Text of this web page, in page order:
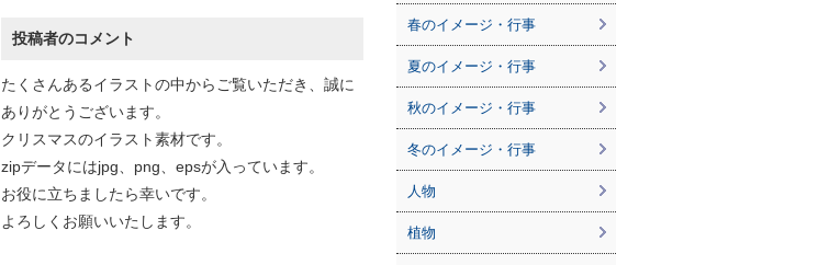
投稿者のコメント
たくさんあるイラストの中からご覧いただき、誠に
ありがとうございます。
クリスマスのイラスト素材です。
zipデータにはjpg、png、epsが入っています。
お役に立ちましたら幸いです。
よろしくお願いいたします。
春のイメージ・行事
夏のイメージ・行事
秋のイメージ・行事
冬のイメージ・行事
人物
植物